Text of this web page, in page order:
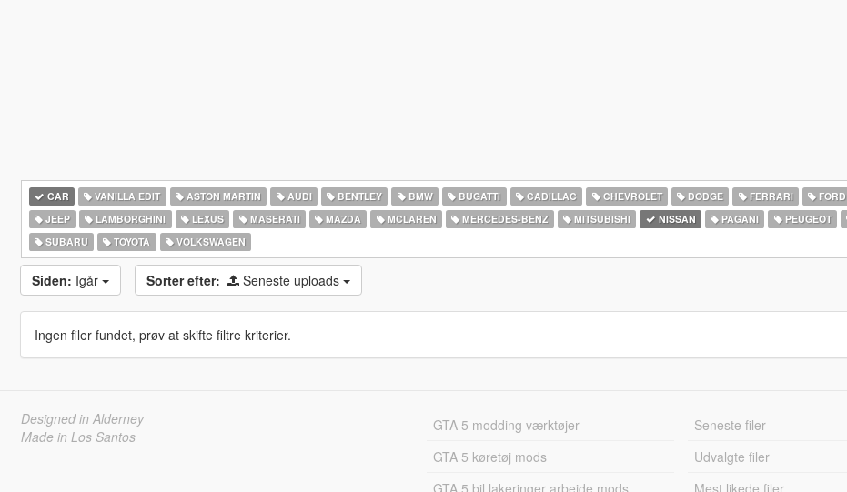
CAR VANILLA EDIT ASTON MARTIN AUDI BENTLEY BMW BUGATTI CADILLAC CHEVROLET DODGE FERRARI FORD
JEEP
LAMBORGHINI LEXUS MASERATI MAZDA MCLAREN MERCEDES-BENZ MITSUBISHI NISSAN PAGANI PEUGEOT
SUBARU
TOYOTA VOLKSWAGEN
Siden: Igår Sorter efter: Seneste uploads
Ingen filer fundet, prøv at skifte filtre kriterier.
Designed in Alderney
Made in Los Santos
GTA 5 modding værktøjer
GTA 5 køretøj mods
GTA 5 bil lakeringer arbejde mods
Seneste filer
Udvalgte filer
Mest likede filer